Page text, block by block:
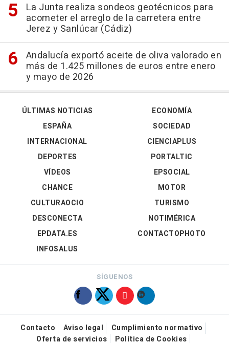
La Junta realiza sondeos geotécnicos para
acometer el arreglo de la carretera entre
Jerez y Sanlúcar (Cádiz)
Andalucía exportó aceite de oliva valorado en
más de 1.425 millones de euros entre enero
y mayo de 2026
ÚLTIMAS NOTICIAS
ESPAÑA
INTERNACIONAL
DEPORTES
VÍDEOS
ECONOMÍA
SOCIEDAD
CIENCIAPLUS
PORTALTIC
EPSOCIAL
CHANCE
CULTURAOCIO
DESCONECTA
EPDATA.ES
INFOSALUS
MOTOR
TURISMO
NOTIMÉRICA
CONTACTOPHOTO
SÍGUENOS
Contacto Aviso legal
Cumplimiento normativo
Oferta de servicios
Política de Cookies